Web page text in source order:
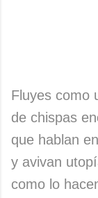
Fluyes como
de chispas
que hablan
y avivan
como lo